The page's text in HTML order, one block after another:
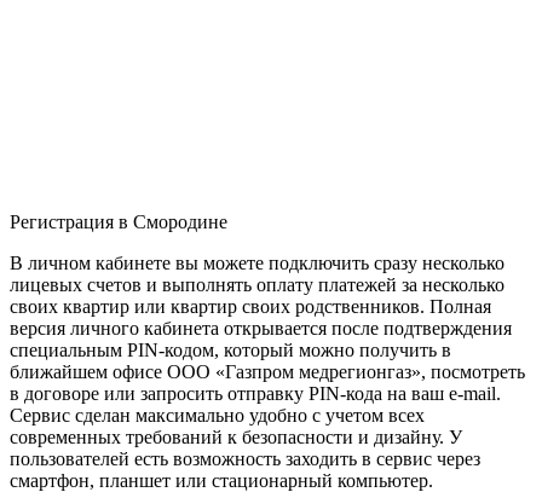
Регистрация в Смородине
В личном кабинете вы можете подключить сразу несколько
лицевых счетов и выполнять оплату платежей за несколько
своих квартир или квартир своих родственников. Полная
версия личного кабинета открывается после подтверждения
специальным PIN-кодом, который можно получить в
ближайшем офисе ООО «Газпром медрегионгаз», посмотреть
в договоре или запросить отправку PIN-кода на ваш e-mail.
Сервис сделан максимально удобно с учетом всех
современных требований к безопасности и дизайну. У
пользователей есть возможность заходить в сервис через
смартфон, планшет или стационарный компьютер.